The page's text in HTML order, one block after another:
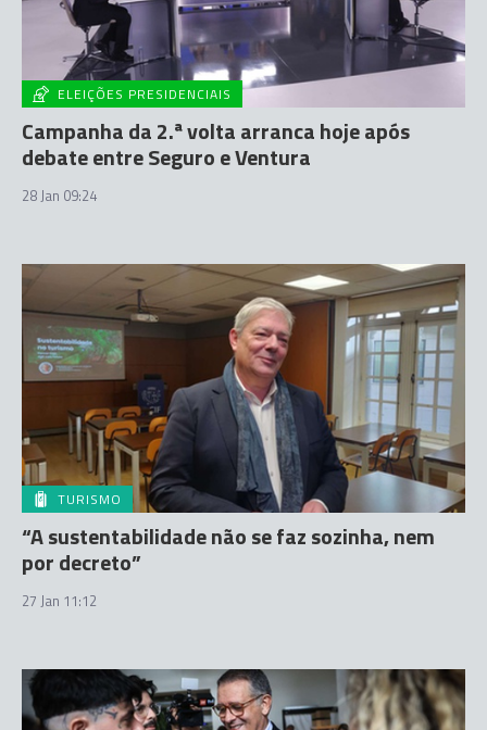
ELEIÇÕES PRESIDENCIAIS
Campanha da 2.ª volta arranca hoje após
debate entre Seguro e Ventura
28 Jan 09:24
TURISMO
“A sustentabilidade não se faz sozinha, nem
por decreto”
27 Jan 11:12